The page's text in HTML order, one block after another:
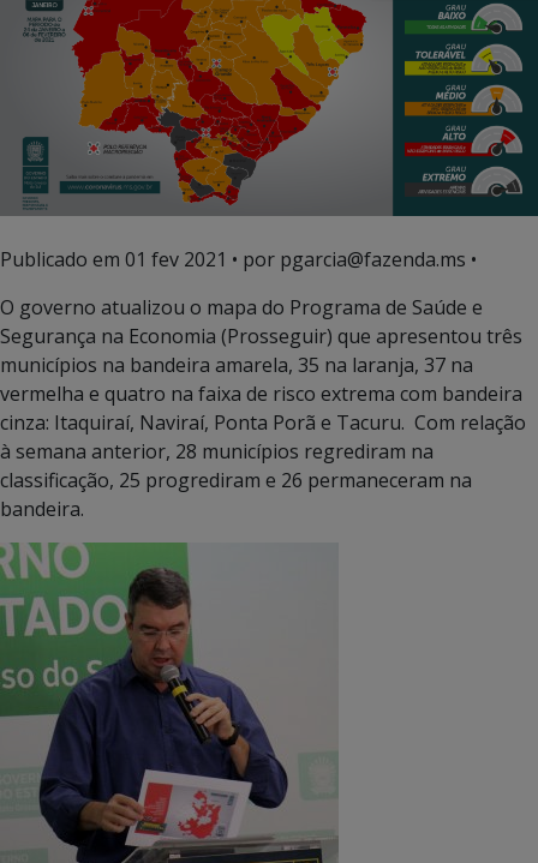
Publicado em 01 fev 2021 • por pgarcia@fazenda.ms •
O governo atualizou o mapa do Programa de Saúde e
Segurança na Economia (Prosseguir) que apresentou três
municípios na bandeira amarela, 35 na laranja, 37 na
vermelha e quatro na faixa de risco extrema com bandeira
cinza: Itaquiraí, Naviraí, Ponta Porã e Tacuru. Com relação
à semana anterior, 28 municípios regrediram na
classificação, 25 progrediram e 26 permaneceram na
bandeira.